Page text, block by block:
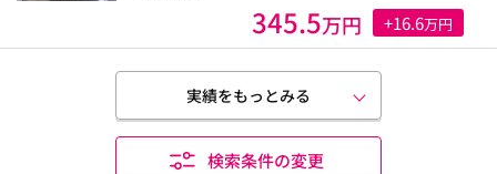
345.5万円 +16.6万円
実績をもっとみる
検索条件の変更